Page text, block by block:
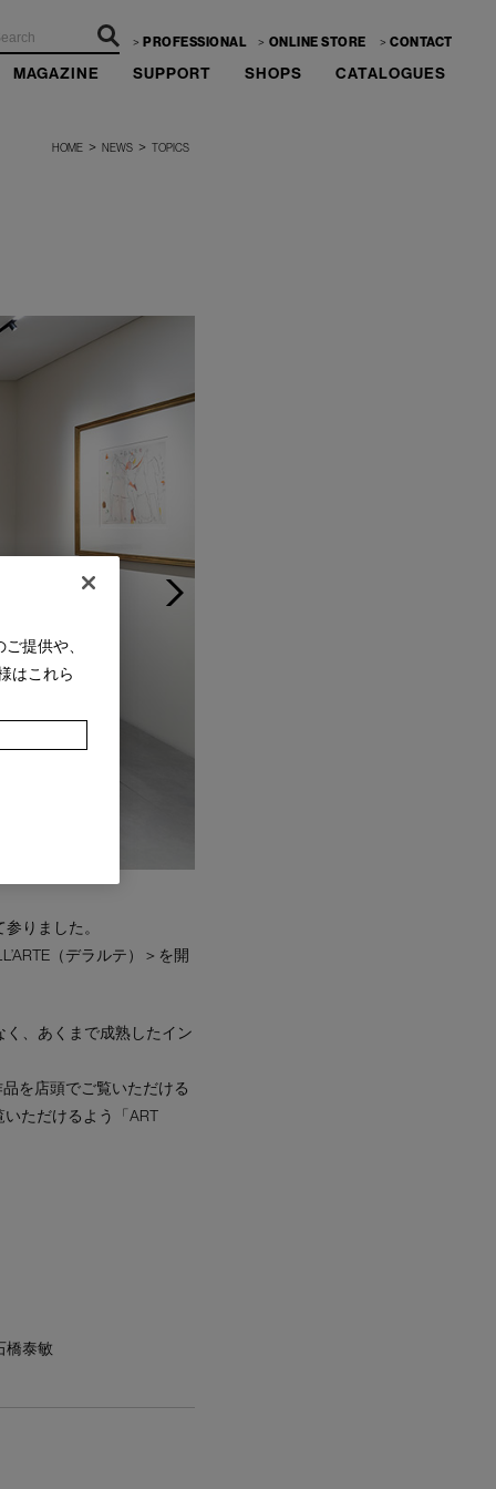
PROFESSIONAL ONLINE STORE CONTACT
MAGAZINE SUPPORT SHOPS CATALOGUES
HOME > NEWS > TOPICS
りました。
（デラルテ）＞を開
、あくまで成熟したイン
を店頭でご覧いただける
いただけるよう「ART
橋泰敏
提供や、
はこれら